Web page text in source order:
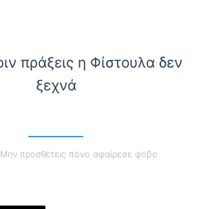
πράξεις η Φίστουλα δεν
ξεχνά
Μην προσθέτεις πόνο αφαίρεσε φόβο